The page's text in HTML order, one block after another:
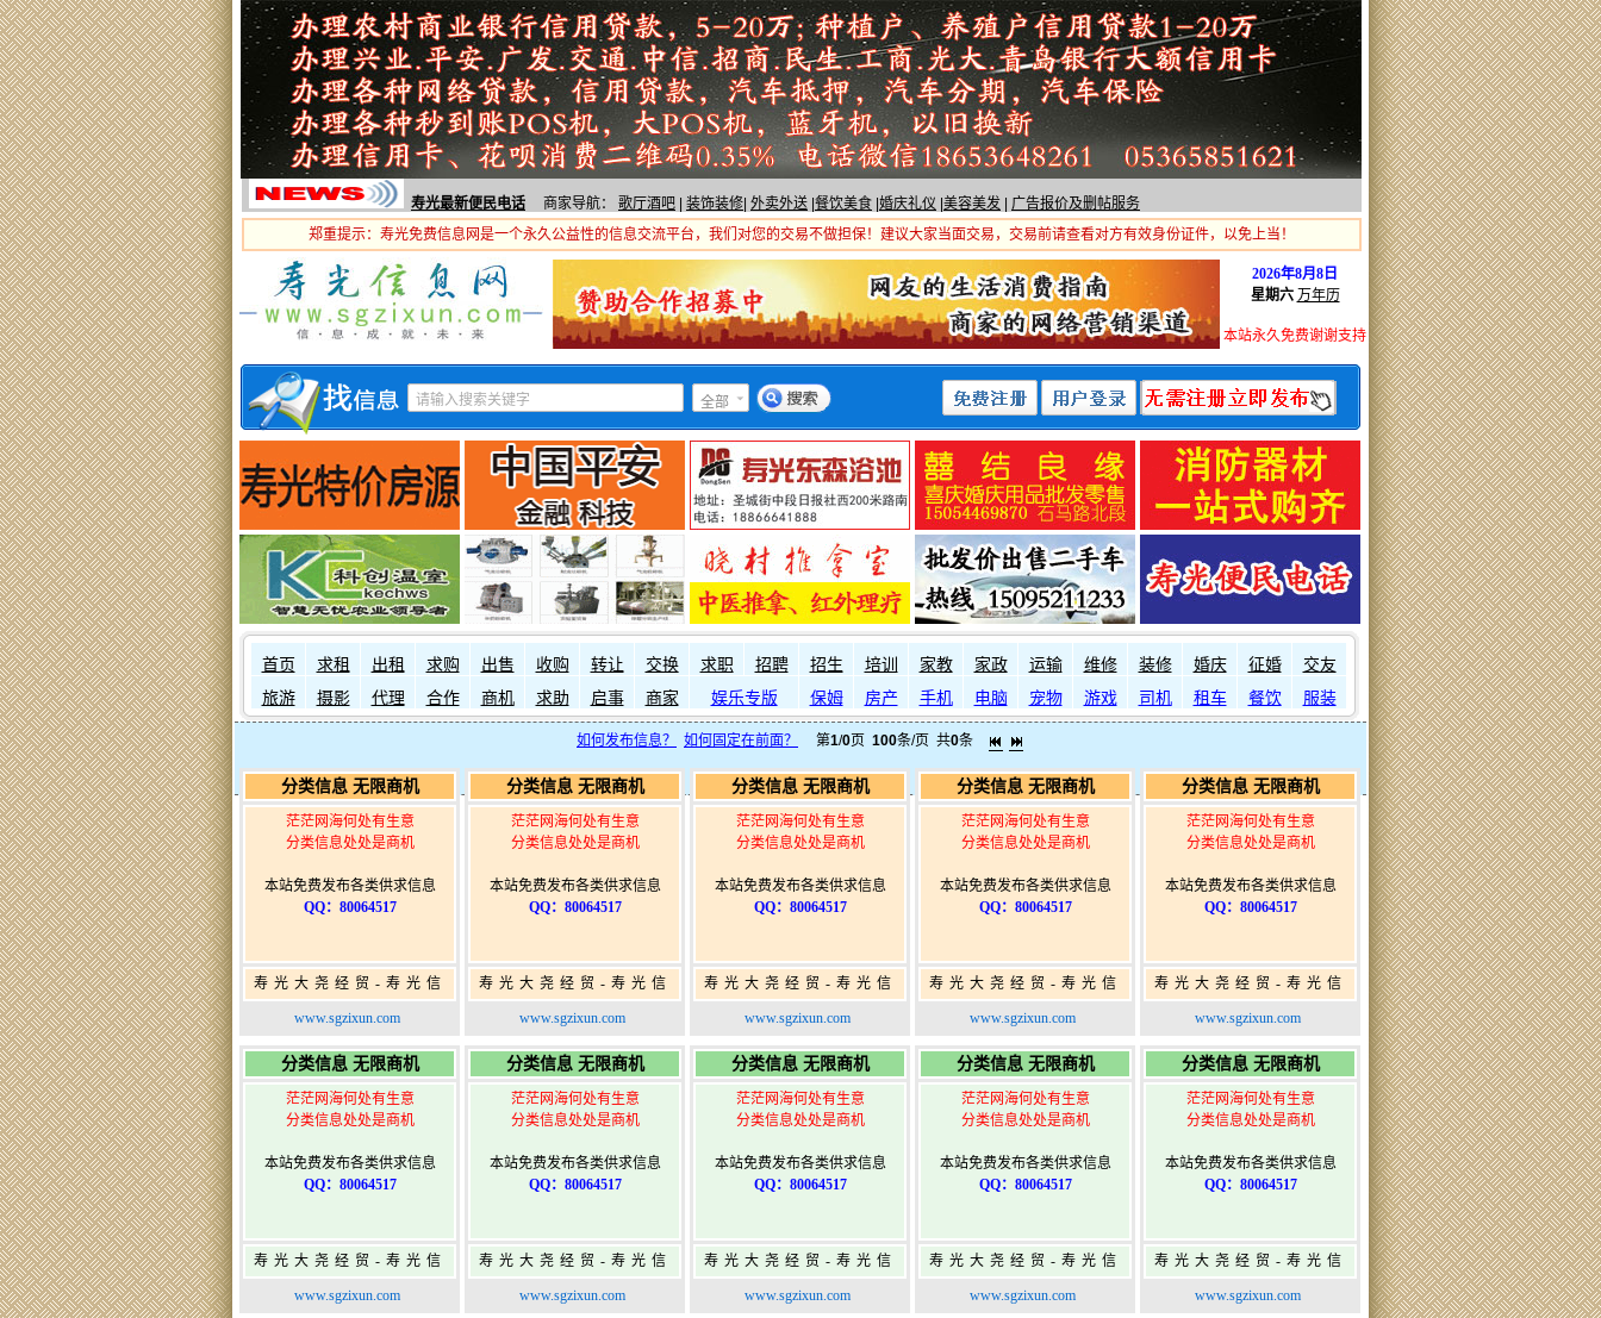
寿光最新便民电话 商家导航： 歌厅酒吧 装饰装修 外卖外送 餐饮美食 婚庆礼仪 美容美发
广告报价及删帖服务
郑重提示：寿光免费信息网是一个永久公益性的信息交流平台，我们对您的交易不做担保！建议大家当面交易，交易前请查看对方有效身份证件，以免上当！
2026年8月8日
星期六 万年历
本站永久免费谢谢支持
全部
首页 求租 出租 求购 出售 收购 转让 交换 求职 招聘 招生 培训 家教 家政 运输 维修 装修 婚庆 征婚
交友
旅游
摄影 代理 合作 商机 求助 启事 商家 娱乐专版 保姆 房产 手机 电脑 宠物 游戏 司机 租车 餐饮 服装
如何发布信息？ 如何固定在前面？ 第1/0页 100条/页 共0条
分类信息 无限商机
茫茫网海何处有生意
分类信息处处是商机
本站免费发布各类供求信息
QQ：80064517
寿光大尧经贸-寿光信
息网-免费信息发布网-
www.sgzixun.com
分类信息 无限商机
茫茫网海何处有生意
分类信息处处是商机
本站免费发布各类供求信息
QQ：80064517
寿光大尧经贸-寿光信
息网-免费信息发布网-
www.sgzixun.com
分类信息 无限商机
茫茫网海何处有生意
分类信息处处是商机
本站免费发布各类供求信息
QQ：80064517
寿光大尧经贸-寿光信
息网-免费信息发布网-
www.sgzixun.com
分类信息 无限商机
茫茫网海何处有生意
分类信息处处是商机
本站免费发布各类供求信息
QQ：80064517
寿光大尧经贸-寿光信
息网-免费信息发布网-
www.sgzixun.com
分类信息 无限商机
茫茫网海何处有生意
分类信息处处是商机
本站免费发布各类供求信息
QQ：80064517
寿光大尧经贸-寿光信
息网-免费信息发布网-
www.sgzixun.com
分类信息 无限商机
茫茫网海何处有生意
分类信息处处是商机
本站免费发布各类供求信息
QQ：80064517
寿光大尧经贸-寿光信
息网-免费信息发布网-
www.sgzixun.com
分类信息 无限商机
茫茫网海何处有生意
分类信息处处是商机
本站免费发布各类供求信息
QQ：80064517
寿光大尧经贸-寿光信
息网-免费信息发布网-
www.sgzixun.com
分类信息 无限商机
茫茫网海何处有生意
分类信息处处是商机
本站免费发布各类供求信息
QQ：80064517
寿光大尧经贸-寿光信
息网-免费信息发布网-
www.sgzixun.com
分类信息 无限商机
茫茫网海何处有生意
分类信息处处是商机
本站免费发布各类供求信息
QQ：80064517
寿光大尧经贸-寿光信
息网-免费信息发布网-
www.sgzixun.com
分类信息 无限商机
茫茫网海何处有生意
分类信息处处是商机
本站免费发布各类供求信息
QQ：80064517
寿光大尧经贸-寿光信
息网-免费信息发布网-
www.sgzixun.com